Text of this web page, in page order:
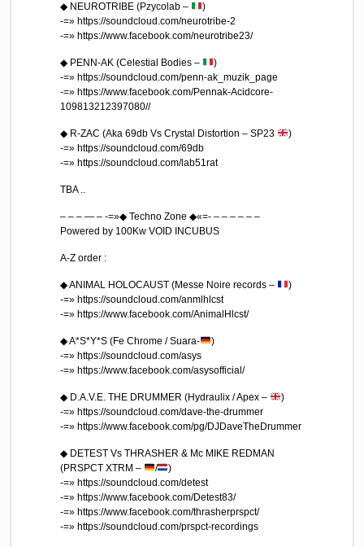
◆ NEUROTRIBE (Pzycolab –
)
-=» https://soundcloud.com/neurotribe-2
-=» https://www.facebook.com/neurotribe23/
◆ PENN-AK (Celestial Bodies –
)
-=» https://soundcloud.com/penn-ak_muzik_page
-=» https://www.facebook.com/Pennak-Acidcore-
109813212397080//
◆ R-ZAC (Aka 69db Vs Crystal Distortion – SP23
)
-=» https://soundcloud.com/69db
-=» https://soundcloud.com/lab51rat
TBA ..
– – – — – -=»◆ Techno Zone ◆«=- – – – – – –
Powered by 100Kw VOID INCUBUS
A-Z order :
◆ ANIMAL HOLOCAUST (Messe Noire records –
)
-=» https://soundcloud.com/anmlhlcst
-=» https://www.facebook.com/AnimalHlcst/
◆ A*S*Y*S (Fe Chrome / Suara-
)
-=» https://soundcloud.com/asys
-=» https://www.facebook.com/asysofficial/
◆ D.A.V.E. THE DRUMMER (Hydraulix / Apex –
)
-=» https://soundcloud.com/dave-the-drummer
-=» https://www.facebook.com/pg/DJDaveTheDrummer
◆ DETEST Vs THRASHER & Mc MIKE REDMAN
(PRSPCT XTRM –
/
)
-=» https://soundcloud.com/detest
-=» https://www.facebook.com/Detest83/
-=» https://www.facebook.com/thrasherprspct/
-=» https://soundcloud.com/prspct-recordings